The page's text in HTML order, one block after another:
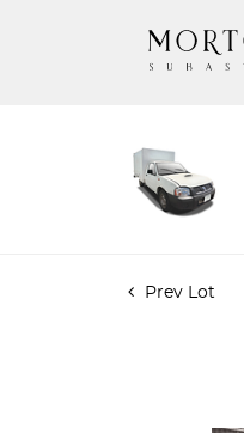
Prev Lot